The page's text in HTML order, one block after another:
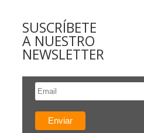
SUSCRÍBETE
A NUESTRO
NEWSLETTER